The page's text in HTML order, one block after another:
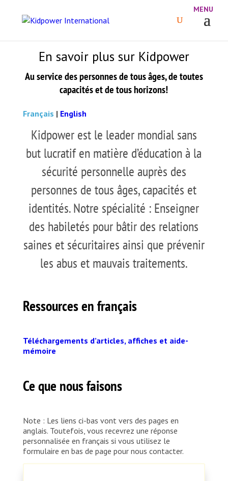
En savoir plus sur Kidpower
Au service des personnes de tous âges, de toutes
capacités et de tous horizons!
Français | English
Kidpower est le leader mondial sans
but lucratif en matière d’éducation à la
sécurité personnelle auprès des
personnes de tous âges, capacités et
identités. Notre spécialité : Enseigner
des habiletés pour bâtir des relations
saines et sécuritaires ainsi que prévenir
les abus et mauvais traitements.
Ressources en français
Téléchargements d’articles, affiches et aide-
mémoire
Ce que nous faisons
Note : Les liens ci-bas vont vers des pages en
anglais. Toutefois, vous recevrez une réponse
personnalisée en français si vous utilisez le
formulaire en bas de page pour nous contacter.